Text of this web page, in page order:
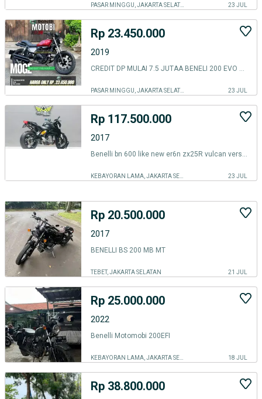
PASAR MINGGU, JAKARTA SELATAN 23 JUL
Rp 23.450.000
2019
CREDIT DP MULAI 7.5 JUTAA BENELI 200 EVO 2019 !!!
PASAR MINGGU, JAKARTA SELATAN 23 JUL
Rp 117.500.000
2017
Benelli bn 600 like new er6n zx25R vulcan versys siap gas
23 JUL
Rp 20.500.000
2017
BENELLI BS 200 MB MT
TEBET, JAKARTA SELATAN 21 JUL
Rp 25.000.000
2022
Benelli Motomobi 200EFI
18 JUL
Rp 38.800.000